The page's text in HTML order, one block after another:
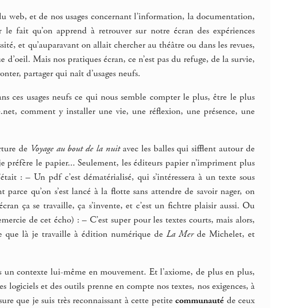
web, et de nos usages concernant l’information, la documentation,
fait qu’on apprend à retrouver sur notre écran des expériences
et qu’auparavant on allait chercher au théâtre ou dans les revues,
Mais nos pratiques écran, ce n’est pas du refuge, de la survie,
partager qui naît d’usages neufs.
ces usages neufs ce qui nous semble compter le plus, être le plus
comment y installer une vie, une réflexion, une présence, une
de Voyage au bout de la nuitavec les balles qui sifflent autour de
le papier... Seulement, les éditeurs papier n’impriment plus
: – Un pdf c’est dématérialisé, qui s’intéressera à un texte sous
qu’on s’est lancé à la flotte sans attendre de savoir nager, on
ça se travaille, ça s’invente, et c’est un fichtre plaisir aussi. Ou
de cet écho) : – C’est super pour les textes courts, mais alors,
que là je travaille à édition numérique deLa Merde Michelet, et
contexte lui-même en mouvement. Et l’axiome, de plus en plus,
et des outils prenne en compte nos textes, nos exigences, à
que je suis très reconnaissant à cette petitecommunauté de ceux